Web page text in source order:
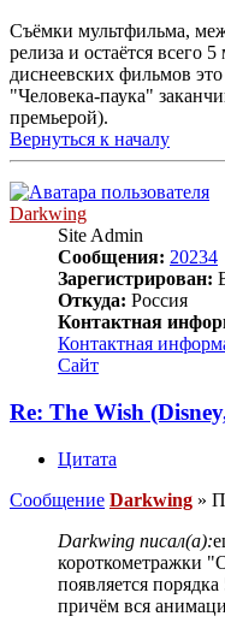
Съёмки мультфильма,
релиза и остаётся всего
диснеевских фильмов
"Человека-паука"
премьерой).
Вернуться к началу
Darkwing
Site Admin
Сообщения: 20234
Зарегистрирован:
Откуда: Россия
Контактная
Контактная
Сайт
Re: The Wish
Цитата
Сообщение Darkwing »
Darkwing писал(а):
короткометражки
появляется
причём вся